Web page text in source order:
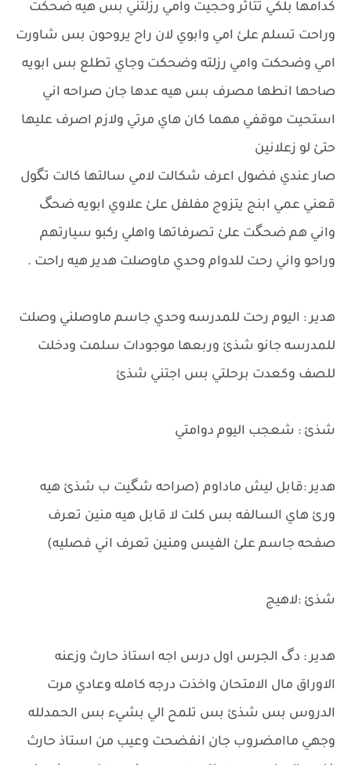
كدامها بلكي تتاثر وحجيت وامي رزلتني بس هيه ضحكت
وراحت تسلم علئ امي وابوي لان راح يروحون بس شاورت
امي وضحكت وامي رزلته وضحكت وجاي تطلع بس ابويه
صاحها انطها مصرف بس هيه عدها جان صراحه اني
استحيت موقفي مهما كان هاي مرتي ولازم اصرف عليها
حتئ لو زعلانين
صار عندي فضول اعرف شكالت لامي سالتها كالت تگول
قعني عمي ابنج يتزوج مفلفل علئ علاوي ابويه ضحگ
واني هم ضحگت علئ تصرفاتها واهلي ركبو سيارتهم
وراحو واني رحت للدوام وحدي ماوصلت هدير هيه راحت .
هدير : اليوم رحت للمدرسه وحدي جاسم ماوصلني وصلت
للمدرسه جانو شذئ وربعها موجودات سلمت ودخلت
للصف وكعدت برحلتي بس اجتني شذئ
شذئ : شعجب اليوم دوامتي
هدير :قابل ليش ماداوم (صراحه شگيت ب شذئ هيه
ورئ هاي السالفه بس كلت لا قابل هيه منين تعرف
صفحه جاسم علئ الفيس ومنين تعرف اني فصليه)
شذئ :لاهيج
هدير : دگ الجرس اول درس اجه استاذ حارث وزعنه
الاوراق مال الامتحان واخذت درجه كامله وعادي مرت
الدروس بس شذئ بس تلمح الي بشيء بس الحمدلله
وجهي ماامضروب جان انفضحت وعيب من استاذ حارث